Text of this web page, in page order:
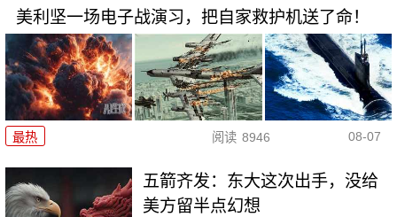
美利坚一场电子战演习，把自家救护机送了命！
最热 阅读 8946 08-07
五箭齐发：东大这次出手，没给
美方留半点幻想